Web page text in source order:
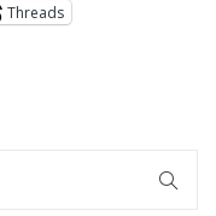
Threads